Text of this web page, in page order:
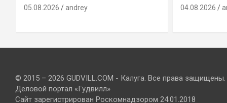
05.08.2026 andrey 04.08.2026
© 2015 – 2026 GUDVILL.COM - Калуга. Все права защищены.
Деловой портал «Гудвилл»
Сайт зарегистрирован Роскомнадзором 24.01.2018